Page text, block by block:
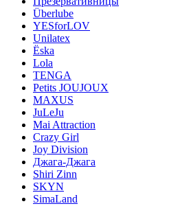
Überlube
YESforLOV
Unilatex
Ёska
Lola
TENGA
Petits JOUJOUX
MAXUS
JuLeJu
Mai Attraction
Crazy Girl
Joy Division
Джага-Джага
Shiri Zinn
SKYN
SimaLand